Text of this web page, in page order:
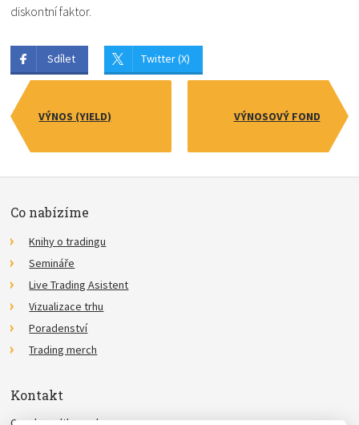
diskontní faktor.
Sdílet Twitter (X)
VÝNOS (YIELD) VÝNOSOVÝ FOND
Co nabízíme
Knihy o tradingu
Semináře
Live Trading Asistent
Vizualizace trhu
Poradenství
Trading merch
Kontakt